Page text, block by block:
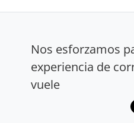
Nos esforzamos
experiencia de
vuele